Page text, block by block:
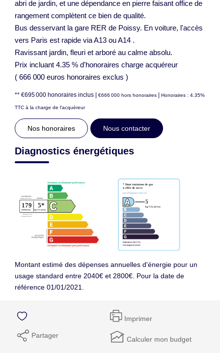
abri de jardin, et une dépendance en pierre faisant office de
rangement complètent ce bien de qualité.
Bus desservant la gare RER de Poissy. En voiture, l'accès
vers Paris est rapide via A13 ou A14 .
Ravissant jardin, fleuri et arboré au calme absolu.
Prix incluant 4.35 % d'honoraires charge acquéreur
( 666 000 euros honoraires exclus )
** €695 000 honoraires inclus | €666 000 hors honoraires | Honoraires : 4.35%
TTC à la charge de l'acquéreur
Nos honoraires Nous contacter
Diagnostics énergétiques
Montant estimé des dépenses annuelles d'énergie pour un
usage standard entre 2040€ et 2800€. Pour la date de
référence 01/01/2021.
Imprimer
Partager Calculer mon budget